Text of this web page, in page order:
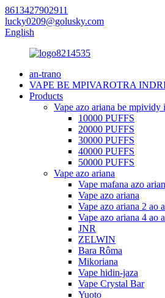
8613427902911
lucky0209@golusky.com
English
an-trano
VAPE BE MPIVAROTRA
Products
Vape azo ariana be mpividy
10000 PUFFS
20000 PUFFS
30000 PUFFS
40000 PUFFS
50000 PUFFS
Vape azo ariana
Vape mafana azo
Vape azo ariana
Vape azo ariana 2 ao
Vape azo ariana 4 ao
JNR
ZELWIN
Bara Rôma
Mikoriana
Vape hidin-jaza
Vape Crystal Bar
Yuoto